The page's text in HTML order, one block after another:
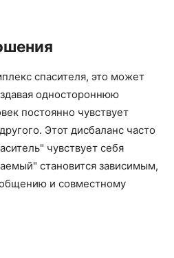
спасителя, это может
одностороннюю
постоянно чувствует
Этот дисбаланс часто
чувствует себя
становится зависимым,
и совместному